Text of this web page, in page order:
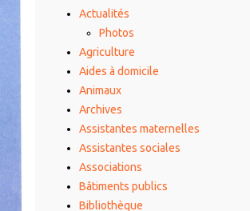
Actualités
Photos
Agriculture
Aides à domicile
Animaux
Archives
Assistantes maternelles
Assistantes sociales
Associations
Bâtiments publics
Bibliothèque